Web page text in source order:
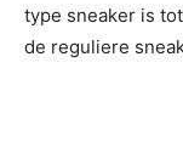
type sneaker is
de reguliere